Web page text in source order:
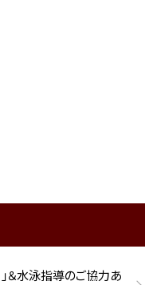
＆水泳指導のご協力あ